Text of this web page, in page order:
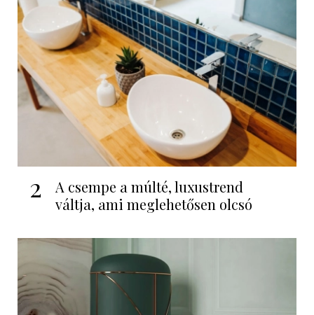
2
A csempe a múlté, luxustrend
váltja, ami meglehetősen olcsó